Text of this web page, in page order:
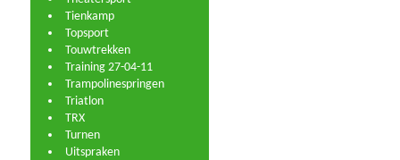
Tienkamp
Topsport
Touwtrekken
Training 27-04-11
Trampolinespringen
Triatlon
TRX
Turnen
Uitspraken